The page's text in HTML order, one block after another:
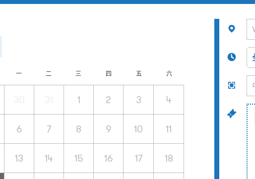
一 二 三 四 五 六
1 2 3 4
6 7 8 9 10 11
13 14 15 16 17 18